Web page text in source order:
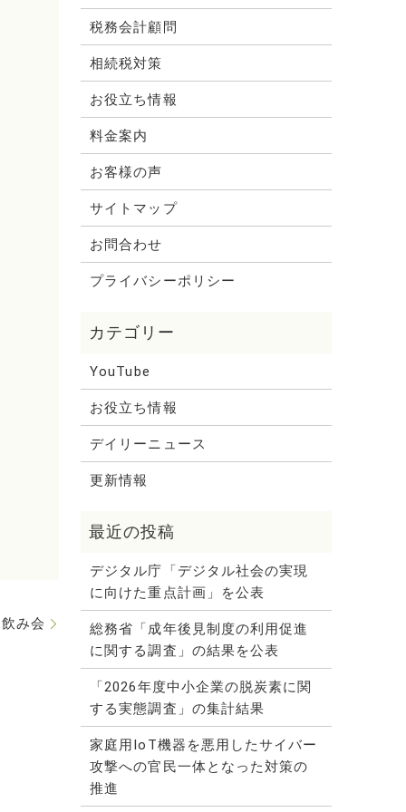
み会
税務会計顧問
相続税対策
お役立ち情報
料金案内
お客様の声
サイトマップ
お問合わせ
プライバシーポリシー
YouTube
お役立ち情報
デイリーニュース
更新情報
デジタル庁「デジタル社会の実現
に向けた重点計画」を公表
総務省「成年後見制度の利用促進
に関する調査」の結果を公表
「2026年度中小企業の脱炭素に関
する実態調査」の集計結果
家庭用IoT機器を悪用したサイバー
攻撃への官民一体となった対策の
推進